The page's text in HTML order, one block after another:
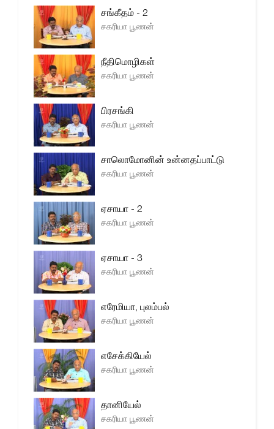
சங்கீதம் - 2
சகரியா பூணன்
நீதிமொழிகள்
சகரியா பூணன்
பிரசங்கி
சகரியா பூணன்
சாலொமோனின் உன்னதப்பாட்டு
சகரியா பூணன்
ஏசாயா - 2
சகரியா பூணன்
ஏசாயா - 3
சகரியா பூணன்
எரேமியா, புலம்பல்
சகரியா பூணன்
எசேக்கியேல்
சகரியா பூணன்
தானியேல்
சகரியா பூணன்